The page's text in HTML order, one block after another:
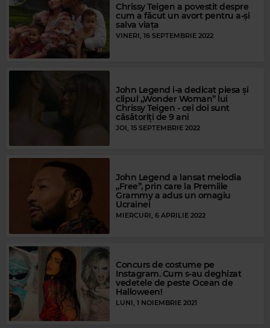
Chrissy Teigen a povestit despre
cum a făcut un avort pentru a-și
salva viața
VINERI, 16 SEPTEMBRIE 2022
John Legend i-a dedicat piesa și
clipul „Wonder Woman” lui
Chrissy Teigen - cei doi sunt
căsătoriți de 9 ani
JOI, 15 SEPTEMBRIE 2022
John Legend a lansat melodia
„Free”, prin care la Premiile
Grammy a adus un omagiu
Ucrainei
MIERCURI, 6 APRILIE 2022
Concurs de costume pe
Instagram. Cum s-au deghizat
vedetele de peste Ocean de
Halloween!
LUNI, 1 NOIEMBRIE 2021